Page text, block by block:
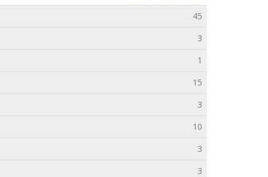
45
3
1
15
3
10
3
3